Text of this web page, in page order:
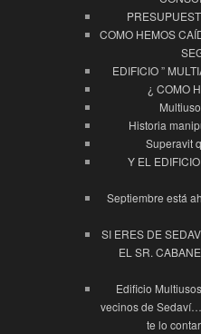
COMO HEMOS
EDIFICIO ”
¿ COMO
Historia
Superavit
Y EL
Septiembre está
SI ERES DE
EL SR.
Edificio
vecinos de
te lo